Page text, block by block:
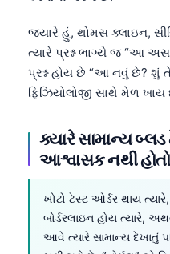
જ્યારે હું, થોમસ ક્લાઇન,
ત્યારે પ્રશ્ન ભાગ્યે જ “આ
પ્રશ્ન હોય છે “આ નવું છે? શું
ફિઝિયોલોજી સાથે મેળ ખાય
ક્યારે સામાન્ય બ્લડ
આશ્વાસક નથી હોતો
ખોટો ટેસ્ટ ઓર્ડર થાય
બોર્ડરલાઇન હોય ત્યારે,
આવે ત્યારે સામાન્ય દેખાતું
ಕನ್ನಡ
മലയാളം
Tiếng Việt
Tagalog
ဗမာစာ
ភាសាខ្មែរ
Kiswahili